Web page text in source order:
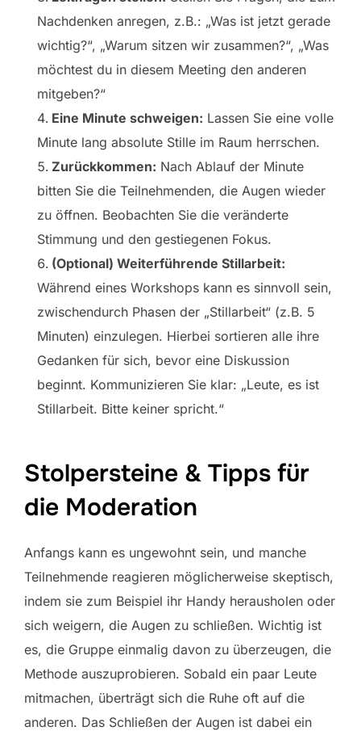
Nachdenken anregen, z.B.: „Was ist jetzt gerade
wichtig?“, „Warum sitzen wir zusammen?“, „Was
möchtest du in diesem Meeting den anderen
mitgeben?“
Eine Minute schweigen: Lassen Sie eine volle
Minute lang absolute Stille im Raum herrschen.
Zurückkommen: Nach Ablauf der Minute
bitten Sie die Teilnehmenden, die Augen wieder
zu öffnen. Beobachten Sie die veränderte
Stimmung und den gestiegenen Fokus.
(Optional) Weiterführende Stillarbeit:
Während eines Workshops kann es sinnvoll sein,
zwischendurch Phasen der „Stillarbeit“ (z.B. 5
Minuten) einzulegen. Hierbei sortieren alle ihre
Gedanken für sich, bevor eine Diskussion
beginnt. Kommunizieren Sie klar: „Leute, es ist
Stillarbeit. Bitte keiner spricht.“
Stolpersteine & Tipps für
die Moderation
Anfangs kann es ungewohnt sein, und manche
Teilnehmende reagieren möglicherweise skeptisch,
indem sie zum Beispiel ihr Handy herausholen oder
sich weigern, die Augen zu schließen. Wichtig ist
es, die Gruppe einmalig davon zu überzeugen, die
Methode auszuprobieren. Sobald ein paar Leute
mitmachen, überträgt sich die Ruhe oft auf die
anderen. Das Schließen der Augen ist dabei ein